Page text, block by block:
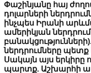
Փաշինյանը
դոլարների
ինչպես
ամերիկյան
Սակայն այս
պարտք.